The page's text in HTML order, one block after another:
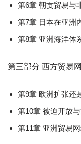
第6章 朝贡贸易与
第7章 日本在亚洲
第8章 亚洲海洋体
第三部分 西方贸易
第9章 欧洲扩张还
第10章 被迫开放
第11章 亚洲贸易